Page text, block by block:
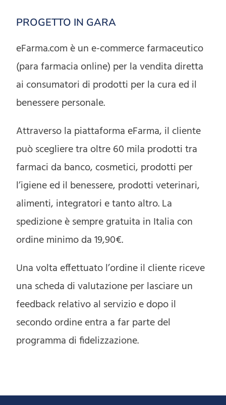
PROGETTO IN GARA
eFarma.com è un e-commerce farmaceutico
(para farmacia online) per la vendita diretta
ai consumatori di prodotti per la cura ed il
benessere personale.
Attraverso la piattaforma eFarma, il cliente
può scegliere tra oltre 60 mila prodotti tra
farmaci da banco, cosmetici, prodotti per
l’igiene ed il benessere, prodotti veterinari,
alimenti, integratori e tanto altro. La
spedizione è sempre gratuita in Italia con
ordine minimo da 19,90€.
Una volta effettuato l’ordine il cliente riceve
una scheda di valutazione per lasciare un
feedback relativo al servizio e dopo il
secondo ordine entra a far parte del
programma di fidelizzazione.